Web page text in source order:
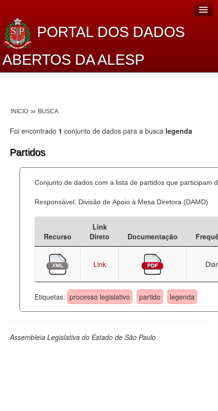
PORTAL DOS DADOS
ABERTOS DA ALESP
Lei de Acesso à Informação
Dados Governamentais Abertos
Processo Legislativo
Deputados Estaduais
Administração
Legislação
Perguntas frequentes
INÍCIO BUSCA
Foi encontrado 1 conjunto de dados para a busca legenda
Partidos
Conjunto de dados com a lista de partidos que participam
Responsável: Divisão de Apoio à Mesa Diretora (DAMD)
Recurso
Link
Direto
Documentação
Link
Etiquetas: processo legislativo partido legenda
Assembleia Legislativa do Estado de São Paulo